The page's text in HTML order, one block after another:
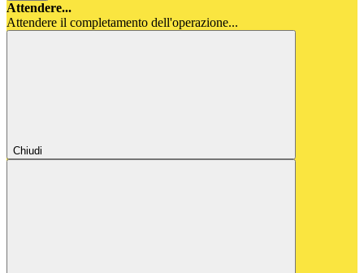
Attendere...
Attendere il completamento dell'operazione...
Chiudi